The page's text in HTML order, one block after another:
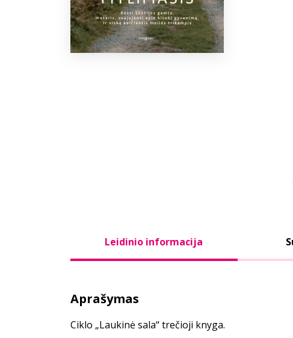
Leidinio informacija
Aprašymas
Ciklo „Laukinė sala“ trečioji knyga.